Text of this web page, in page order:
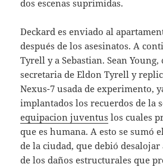
dos escenas suprimidas.
Deckard es enviado al
después de los asesinatos. A
Tyrell y a Sebastian. Sean Young,
secretaria de Eldon Tyrell y
Nexus-7 usada de experimento,
implantados los recuerdos de la
equipacion juventus los cuales
que es humana. A esto se sumó
de la ciudad, que debió desalojar
de los daños estructurales que